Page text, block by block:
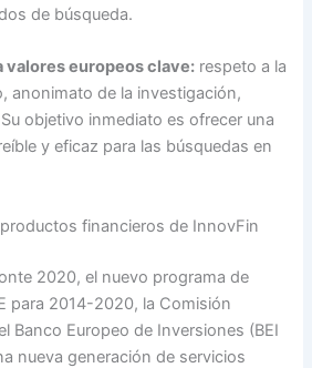
de búsqueda.
valores europeos clave: respeto a la
anonimato de la investigación,
objetivo inmediato es ofrecer una
y eficaz para las búsquedas en
financieros de InnovFin
2020, el nuevo programa de
para 2014-2020, la Comisión
Banco Europeo de Inversiones (BEI
nueva generación de servicios